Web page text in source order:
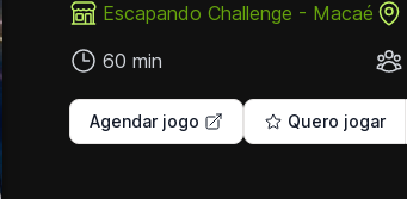
Escapando Challenge - Macaé
60 min
Agendar jogo Quero jogar